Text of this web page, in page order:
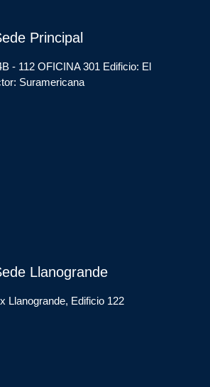
Principal
- 112 OFICINA 301 Edificio: El
Suramericana
Llanogrande
Llanogrande, Edificio 122